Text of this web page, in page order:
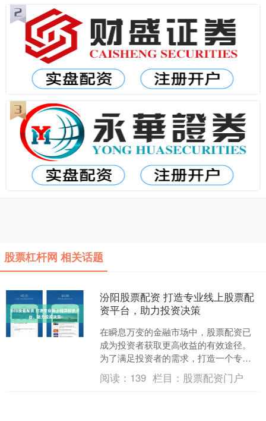
股票杠杆网 相关话题
汾阳股票配资 打造专业线上股票配
资平台，助力投资决策
在瞬息万变的金融市场中，股票配资已
成为投资者获取更高收益的有效途径。
为了满足投资者的需求，打造一个专业
且可靠的线上股票配资平台至关重要。
个人配资炒股配资平台的....
阅读： 139 栏目： 股票配资门户